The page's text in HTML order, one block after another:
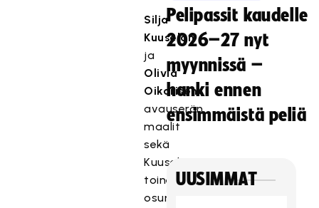
Silja
Kuuselan
ja
Olivia
Oikarisen
avauserän
maalit
sekä
Kuuselan
toinen
osuma
Pelipassit kaudelle
2026–27 nyt
myynnissä –
hanki ennen
ensimmäistä peliä
UUSIMMAT